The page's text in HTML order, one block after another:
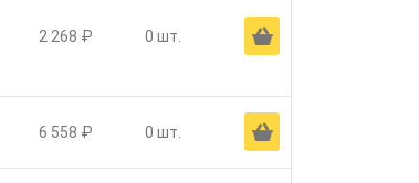
2 268 ₽ 0 шт. Ä
6 558 ₽ 0 шт. Ä